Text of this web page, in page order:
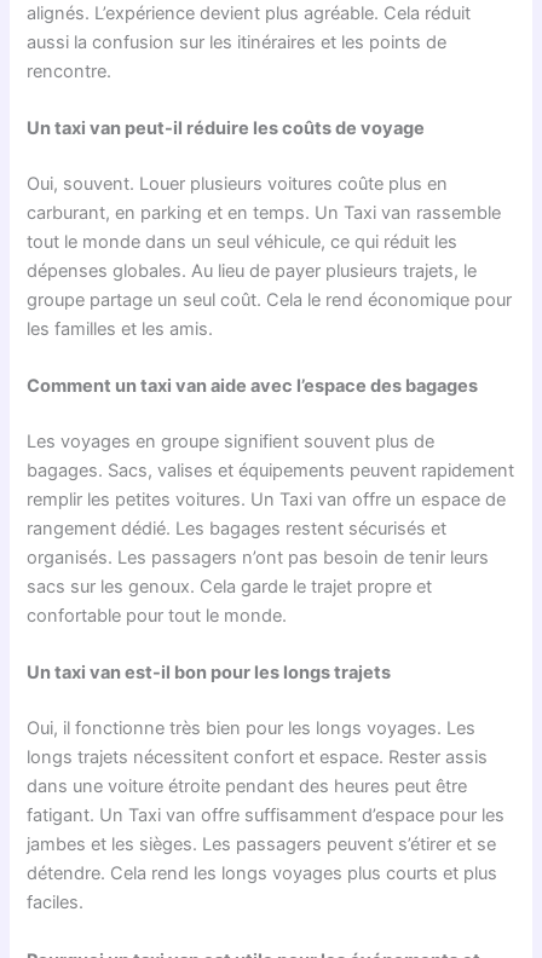
alignés. L’expérience devient plus agréable. Cela réduit
aussi la confusion sur les itinéraires et les points de
rencontre.
Un taxi van peut-il réduire les coûts de voyage
Oui, souvent. Louer plusieurs voitures coûte plus en
carburant, en parking et en temps. Un Taxi van rassemble
tout le monde dans un seul véhicule, ce qui réduit les
dépenses globales. Au lieu de payer plusieurs trajets, le
groupe partage un seul coût. Cela le rend économique pour
les familles et les amis.
Comment un taxi van aide avec l’espace des bagages
Les voyages en groupe signifient souvent plus de
bagages. Sacs, valises et équipements peuvent rapidement
remplir les petites voitures. Un Taxi van offre un espace de
rangement dédié. Les bagages restent sécurisés et
organisés. Les passagers n’ont pas besoin de tenir leurs
sacs sur les genoux. Cela garde le trajet propre et
confortable pour tout le monde.
Un taxi van est-il bon pour les longs trajets
Oui, il fonctionne très bien pour les longs voyages. Les
longs trajets nécessitent confort et espace. Rester assis
dans une voiture étroite pendant des heures peut être
fatigant. Un Taxi van offre suffisamment d’espace pour les
jambes et les sièges. Les passagers peuvent s’étirer et se
détendre. Cela rend les longs voyages plus courts et plus
faciles.